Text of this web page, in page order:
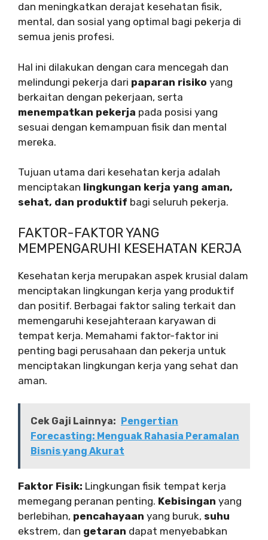
dan meningkatkan derajat kesehatan fisik,
mental, dan sosial yang optimal bagi pekerja di
semua jenis profesi.
Hal ini dilakukan dengan cara mencegah dan
melindungi pekerja dari paparan risiko yang
berkaitan dengan pekerjaan, serta
menempatkan pekerja pada posisi yang
sesuai dengan kemampuan fisik dan mental
mereka.
Tujuan utama dari kesehatan kerja adalah
menciptakan lingkungan kerja yang aman,
sehat, dan produktif bagi seluruh pekerja.
FAKTOR-FAKTOR YANG
MEMPENGARUHI KESEHATAN KERJA
Kesehatan kerja merupakan aspek krusial dalam
menciptakan lingkungan kerja yang produktif
dan positif. Berbagai faktor saling terkait dan
memengaruhi kesejahteraan karyawan di
tempat kerja. Memahami faktor-faktor ini
penting bagi perusahaan dan pekerja untuk
menciptakan lingkungan kerja yang sehat dan
aman.
Cek Gaji Lainnya: Pengertian
Forecasting: Menguak Rahasia Peramalan
Bisnis yang Akurat
Faktor Fisik: Lingkungan fisik tempat kerja
memegang peranan penting. Kebisingan yang
berlebihan, pencahayaan yang buruk, suhu
ekstrem, dan getaran dapat menyebabkan